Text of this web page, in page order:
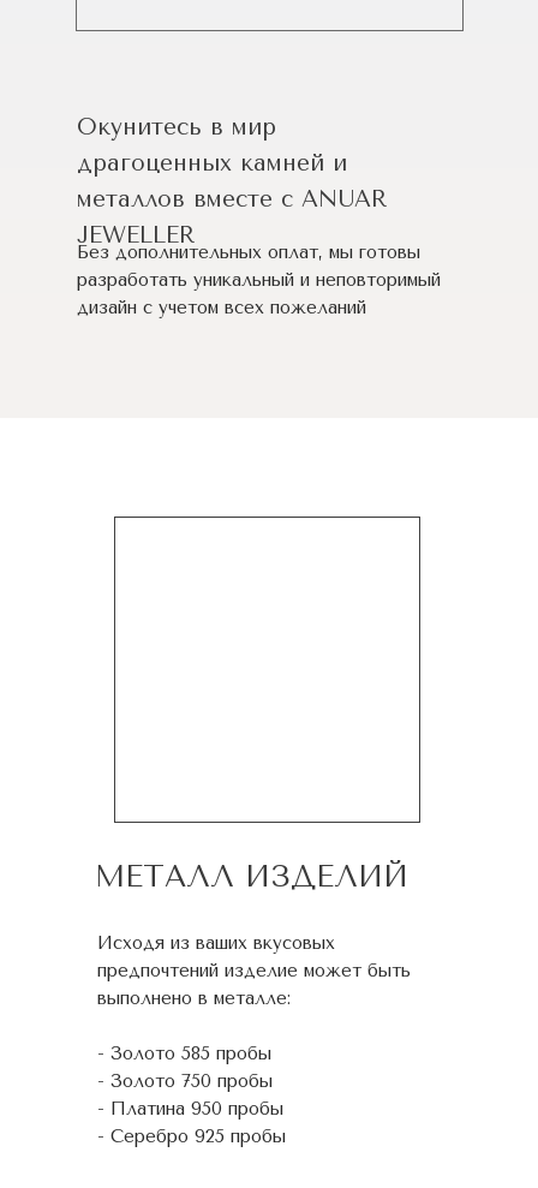
Окунитесь в мир
драгоценных камней и
металлов вместе с ANUAR
JEWELLER
Без дополнительных оплат, мы готовы
разработать уникальный и неповторимый
дизайн c учетом всех пожеланий
МЕТАЛЛ ИЗДЕЛИЙ
Исходя из ваших вкусовых
предпочтений изделие может быть
выполнено в металле:
- Золото 585 пробы
- Золото 750 пробы
- Платина 950 пробы
- Серебро 925 пробы